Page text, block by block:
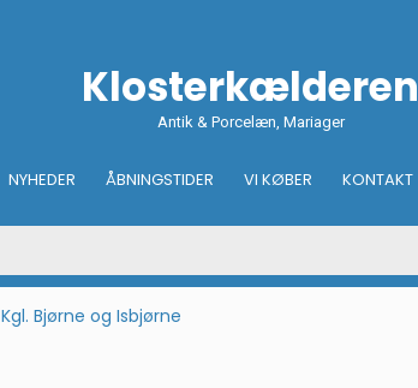
Klosterkælderen
Antik & Porcelæn, Mariager
NYHEDER ÅBNINGSTIDER VI KØBER KONTAKT
Kgl. Bjørne og Isbjørne